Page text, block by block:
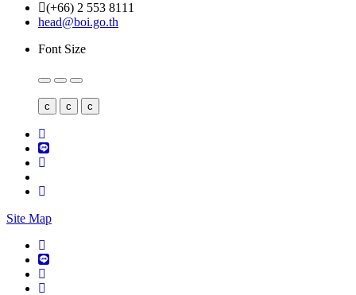
(+66) 2 553 8111
head@boi.go.th
Font Size
c c c
Site Map